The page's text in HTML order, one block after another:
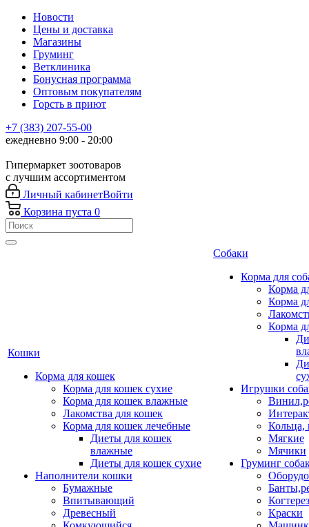
Новости
Цены и доставка
Магазины
Груминг
Ветклиника
Бонусная программа
Оптовым покупателям
Горсть в приют
+7 (383) 207-55-00
ежедневно 9:00 - 20:00
Гипермаркет зоотоваров
с лучшим ассортиментом
Личный кабинетВойти
Корзина пуста 0
Кошки
Корма для кошек
Корма для кошек сухие
Корма для кошек влажные
Лакомства для кошек
Корма для кошек лечебные
Диеты для кошек
влажные
Диеты для кошек сухие
Наполнители кошки
Бумажные
Впитывающий
Древесный
Собаки
Корма для
Корма
Корма
Корма
Игрушки
Кольца,
Мягкие
Мячики
Груминг
Краски